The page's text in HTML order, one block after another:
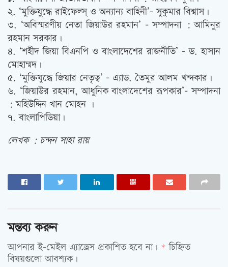
২. ‘মুক্তিযুদ্ধে রাইফেল্স্ ও অন্যান্য বাহিনী’- সুকুমার বিশ্বাস।
৩. ‘অবিস্মরণীয় নেতা জিয়াউর রহমান’ – সম্পাদনা : আমিনুর
রহমান সরকার।
৪. ‘শহীদ জিয়া বিএনপি ও বাংলাদেশের রাজনীতি’ – ড. হাসান
মোহাম্মদ।
৫. ‘মুক্তিযুদ্ধে জিয়ার নেতৃত্ব’ – এ্যাড. তৈমুর আলম খন্দকার।
৬. ‘জিয়াউর রহমান, আধুনিক বাংলাদেশের রূপকার’- সম্পাদনা
: মহিউদ্দিন খান মোহন ।
৭. বাংলাপিডিয়া।
লেখক : চন্দন সাহা রায়
মন্তব্য করুন
আপনার ই-মেইল এ্যাড্রেস প্রকাশিত হবে না। * চিহ্নিত
বিষয়গুলো আবশ্যক।